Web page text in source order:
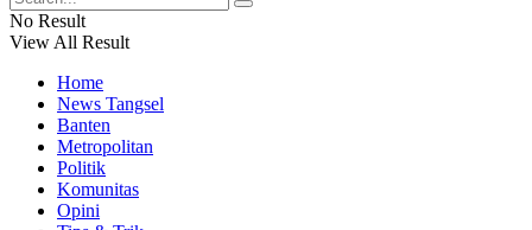
No Result
View All Result
Home
News Tangsel
Banten
Metropolitan
Politik
Komunitas
Opini